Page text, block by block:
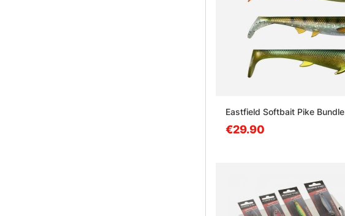
Eastfield Softbait Pike Bundle
€29.90